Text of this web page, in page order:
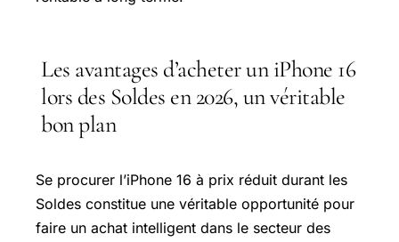
Les avantages d’acheter un iPhone 16
lors des Soldes en 2026, un véritable
bon plan
Se procurer l’iPhone 16 à prix réduit durant les
Soldes constitue une véritable opportunité pour
faire un achat intelligent dans le secteur des